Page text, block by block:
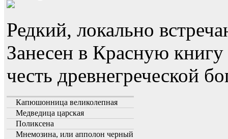
Редкий, локально
Занесен в Красную книгу
честь древнегреческой
Капюшонница великолепная
Медведица царская
Поликсена
Мнемозина, или апполон черный